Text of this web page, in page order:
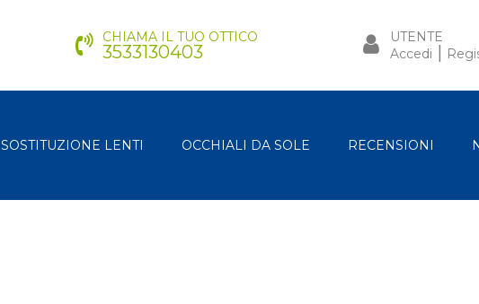
CHIAMA IL TUO OTTICO
3533130403
UTENTE
Accedi |
SOSTITUZIONE LENTI OCCHIALI DA SOLE RECENSIONI